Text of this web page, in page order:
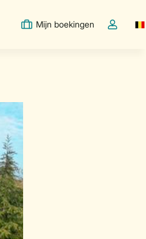
Mijn boekingen
Open de